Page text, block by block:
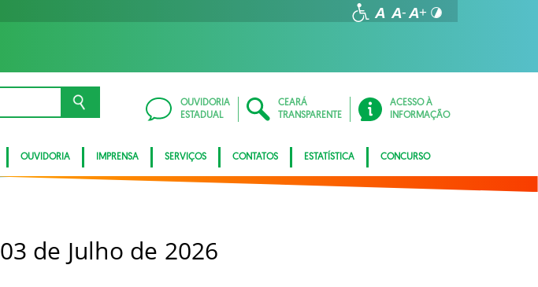
OUVIDORIA
ESTADUAL
CEARÁ
TRANSPARENTE
ACESSO À
INFORMAÇÃO
OUVIDORIA IMPRENSA SERVIÇOS CONTATOS ESTATÍSTICA CONCURSO
03 de Julho de 2026